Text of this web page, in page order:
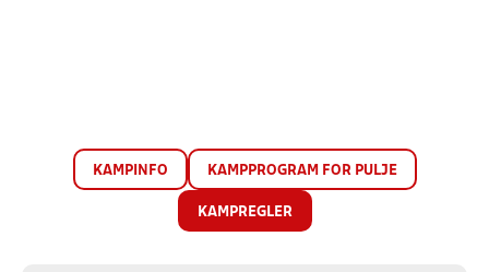
KAMPINFO KAMPPROGRAM FOR PULJE
KAMPREGLER